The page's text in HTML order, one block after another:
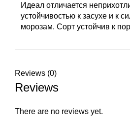
Идеал отличается
устойчивостью к засухе и к
морозам. Сорт устойчив к
Reviews (0)
Reviews
There are no reviews yet.